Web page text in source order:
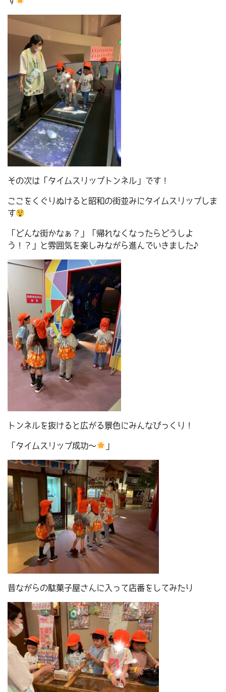
その次は「タイムスリップトンネル」です！
ここをくぐりぬけると昭和の街並みにタイムスリップしま
す
「どんな街かなぁ？」「帰れなくなったらどうしよ
う！？」と雰囲気を楽しみながら進んでいきました♪
トンネルを抜けると広がる景色にみんなびっくり！
「タイムスリップ成功～ 」
昔ながらの駄菓子屋さんに入って店番をしてみたり